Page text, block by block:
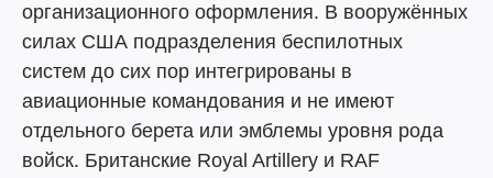
организационного оформления. В вооружённых
силах США подразделения беспилотных
систем до сих пор интегрированы в
авиационные командования и не имеют
отдельного берета или эмблемы уровня рода
войск. Британские Royal Artillery и RAF